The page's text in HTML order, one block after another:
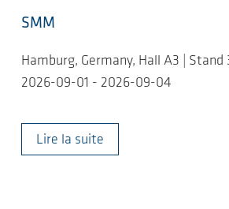
SMM
Hamburg, Germany, Hall A3 | Stand
2026-09-01 - 2026-09-04
Lire la suite